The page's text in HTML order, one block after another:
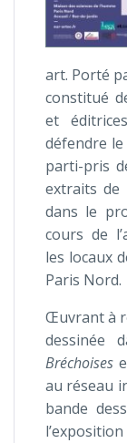
art. Porté
constitué
et
défendre le
parti-pris
extraits de
dans le
cours de
les locaux
Paris Nord.
Œuvrant à
dessinée
Bréchoises
au réseau
bande